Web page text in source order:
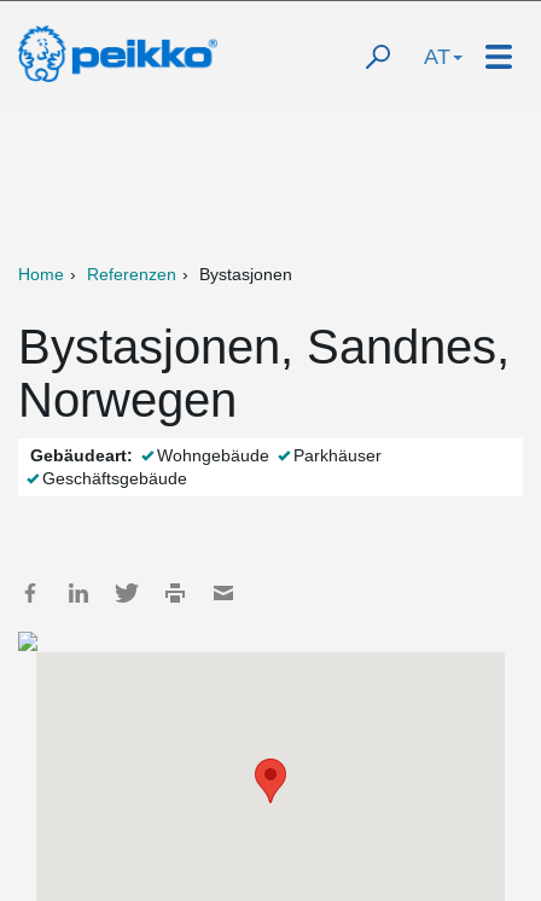
AT
Home Referenzen Bystasjonen
Bystasjonen, Sandnes,
Norwegen
Gebäudeart: Wohngebäude
Parkhäuser
Geschäftsgebäude